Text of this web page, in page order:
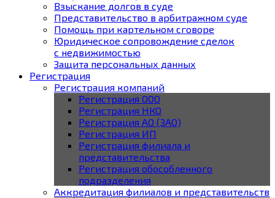
Взыскание долгов в суде
Представительство в арбитражном суде
Помощь при картельном сговоре
Юридическое cопровождение сделок
с недвижимостью
Защита персональных данных
Регистрация
Регистрация компаний
Регистрация ООО
Регистрация НКО
Регистрация АО (ЗАО)
Регистрация ИП
Регистрация филиала и
представительства
Регистрация обособленного
подразделения
Аккредитация филиалов и представительств